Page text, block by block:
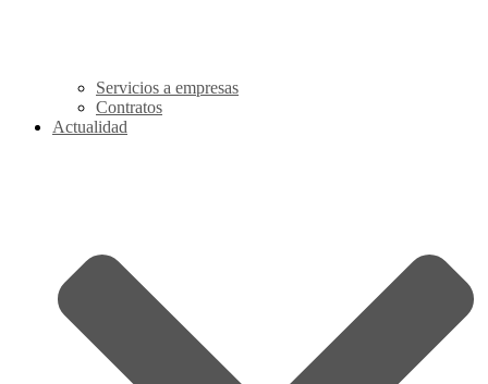
Servicios a empresas
Contratos
Actualidad